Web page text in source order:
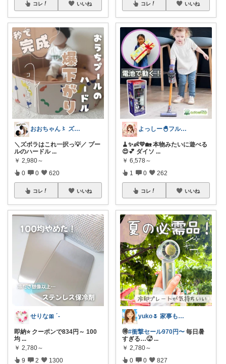
コレ いいね
おおちゃん〻 ズボラママ必見便利アイテム
＼ズボラはこれ一択っ💡／ プー
ルのハードル ...
￥ 2,980～
0 0 620
コレ いいね
せりな🎀 ´-
即納⭐️ クーポンで834円～ 100
均 ...
￥ 2,780～
9 2 1300
コレ いいね
よっしー🐣フルタイム4児ママ
🧹✨👶💛🏡 本物みたいに遊べる
😍💕 ダイソ ...
￥ 6,578～
1 0 262
コレ いいね
yuko🌷 家事も育児もちょっとラクに
🉐#衝撃セール970円〜 毎日暑
すぎる…🥵 ...
￥ 2,780～
0 0 827